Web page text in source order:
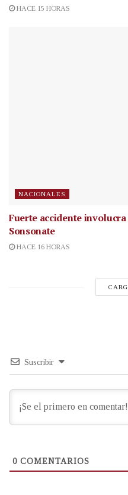
HACE 15 HORAS
NACIONALES
Fuerte accidente
Sonsonate
HACE 16 HORAS
Suscribir
0 COMENTARIOS